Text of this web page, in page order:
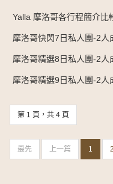
Yalla 摩洛哥各行程簡介比
摩洛哥快閃7日私人團-2人
摩洛哥精選8日私人團-2人
摩洛哥精選9日私人團-2人
第 1 頁，共 4 頁
最先 上一篇 1 2